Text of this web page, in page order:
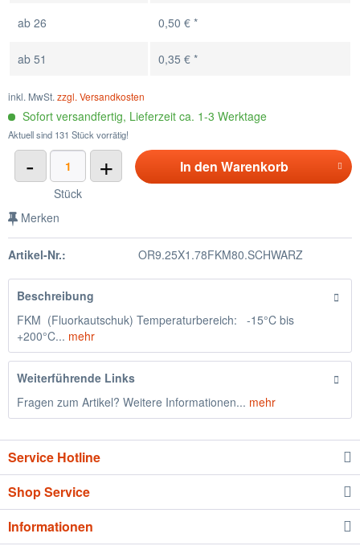
ab 26 0,50 € *
ab 51 0,35 € *
inkl. MwSt. zzgl. Versandkosten
Sofort versandfertig, Lieferzeit ca. 1-3 Werktage
Aktuell sind 131 Stück vorrätig!
- +
Stück
In den Warenkorb
Merken
Artikel-Nr.: OR9.25X1.78FKM80.SCHWARZ
Beschreibung
FKM (Fluorkautschuk) Temperaturbereich: -15°C bis
+200°C... mehr
Weiterführende Links
Fragen zum Artikel? Weitere Informationen... mehr
Service Hotline
Shop Service
Informationen